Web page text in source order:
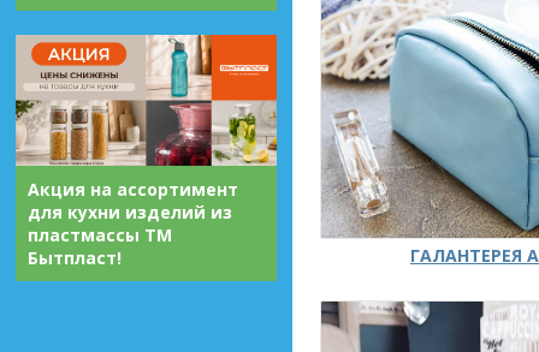
Акция на ассортимент
для кухни изделий из
пластмассы ТМ
Бытпласт!
ГАЛАНТЕРЕЯ